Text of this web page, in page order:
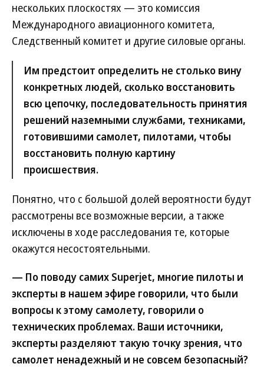
нескольких плоскостях — это комиссия
Международного авиационного комитета,
Следственный комитет и другие силовые органы.
Им предстоит определить не столько вину
конкретных людей, сколько восстановить
всю цепочку, последовательность принятия
решений наземными службами, техниками,
готовившими самолет, пилотами, чтобы
восстановить полную картину
происшествия.
Понятно, что с большой долей вероятности будут
рассмотрены все возможные версии, а также
исключены в ходе расследования те, которые
окажутся несостоятельными.
— По поводу самих Superjet, многие пилоты и
эксперты в нашем эфире говорили, что были
вопросы к этому самолету, говорили о
технических проблемах. Ваши источники,
эксперты разделяют такую точку зрения, что
самолет ненадежный и не совсем безопасный?